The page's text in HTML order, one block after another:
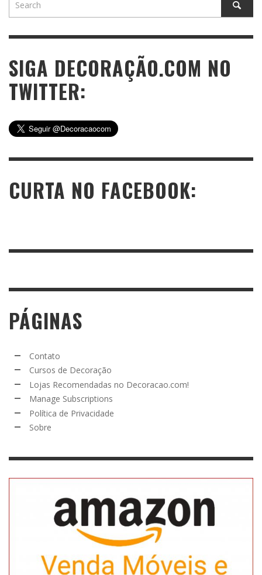
SIGA DECORAÇÃO.COM NO
TWITTER:
CURTA NO FACEBOOK:
PÁGINAS
Contato
Cursos de Decoração
Lojas Recomendadas no Decoracao.com!
Manage Subscriptions
Política de Privacidade
Sobre